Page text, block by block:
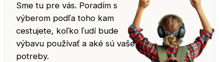
Sme tu pre vás. Poradím s
výberom podľa toho kam
cestujete, koľko ľudí bude
výbavu používať a aké sú vaše
potreby.